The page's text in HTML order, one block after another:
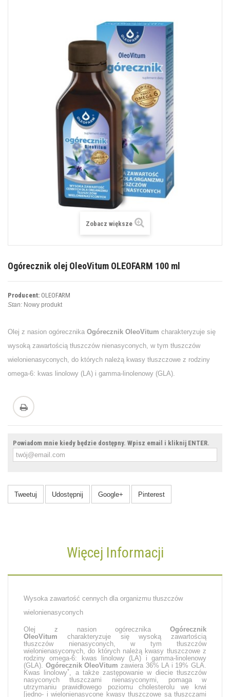
Zobacz większe
Ogórecznik olej OleoVitum OLEOFARM 100 ml
Producent: OLEOFARM
Stan: Nowy produkt
Olej z nasion ogórecznika Ogórecznik OleoVitum charakteryzuje się
wysoką zawartością tłuszczów nienasyconych, w tym tłuszczów
wielonienasyconych, do których należą kwasy tłuszczowe z rodziny
omega-6: kwas linolowy (LA) i gamma-linolenowy (GLA).
Powiadom mnie kiedy będzie dostępny. Wpisz email i kliknij ENTER.
Tweetuj Udostępnij Google+ Pinterest
Więcej Informacji
Wysoka zawartość cennych dla organizmu tłuszczów
wielonienasyconych
Olej z nasion ogórecznika Ogórecznik
OleoVitum charakteryzuje się wysoką zawartością
tłuszczów nienasyconych, w tym tłuszczów
wielonienasyconych, do których należą kwasy tłuszczowe z
rodziny omega-6: kwas linolowy (LA) i gamma-linolenowy
(GLA). Ogórecznik OleoVitum zawiera 36% LA i 19% GLA.
Kwas linolowy*, a także zastępowanie w diecie tłuszczów
nasyconych tłuszczami nienasyconymi, pomaga w
utrzymaniu prawidłowego poziomu cholesterolu we krwi
[jedno- i wielonienasycone kwasy tłuszczowe są tłuszczami